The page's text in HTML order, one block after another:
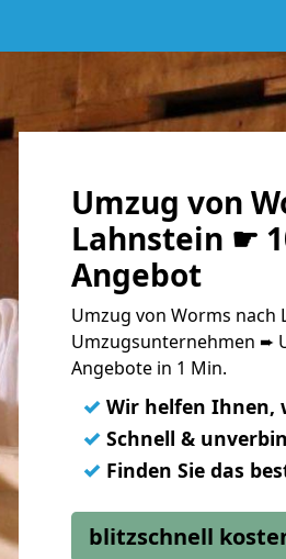
Umzug von
Lahnstein ☛
Angebot
Umzug von Worms nach
Umzugsunternehmen ➨
Angebote in 1 Min.
✓ Wir helfen Ihnen,
✓ Schnell &
✓ Finden Sie das
blitzschnell